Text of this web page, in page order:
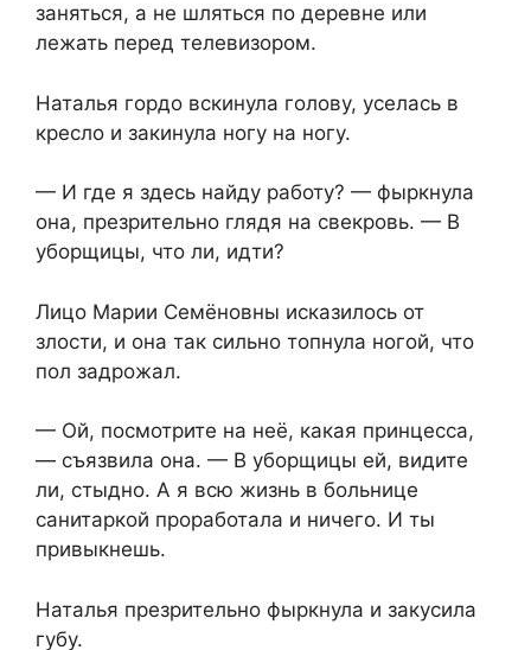
заняться, а не шляться по деревне или
лежать перед телевизором.
Наталья гордо вскинула голову, уселась в
кресло и закинула ногу на ногу.
— И где я здесь найду работу? — фыркнула
она, презрительно глядя на свекровь. — В
уборщицы, что ли, идти?
Лицо Марии Семёновны исказилось от
злости, и она так сильно топнула ногой, что
пол задрожал.
— Ой, посмотрите на неё, какая принцесса,
— съязвила она. — В уборщицы ей, видите
ли, стыдно. А я всю жизнь в больнице
санитаркой проработала и ничего. И ты
привыкнешь.
Наталья презрительно фыркнула и закусила
губу.